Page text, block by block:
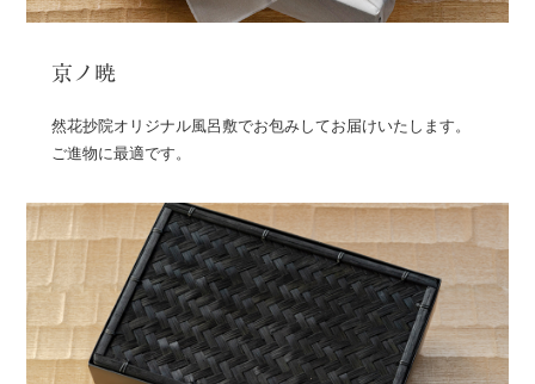
京ノ暁
然花抄院オリジナル風呂敷でお包みしてお届けいたします。
ご進物に最適です。